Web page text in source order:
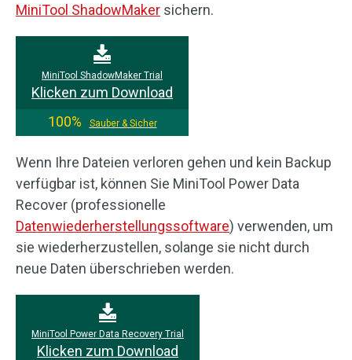
MiniTool ShadowMaker sichern.
MiniTool ShadowMaker Trial
Klicken zum Download
100%
Sauber & Sicher
Wenn Ihre Dateien verloren gehen und kein Backup
verfügbar ist, können Sie MiniTool Power Data
Recover (professionelle
Datenwiederherstellungssoftware) verwenden, um
sie wiederherzustellen, solange sie nicht durch
neue Daten überschrieben werden.
MiniTool Power Data Recovery Trial
Klicken zum Download